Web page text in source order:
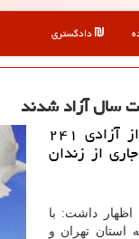
دادگستری
علم عدل: مدیركل زندان های استان تهران، از آزادی ۲۴۱
اول سال جاری از زندان
داشت: با
استان تهران و